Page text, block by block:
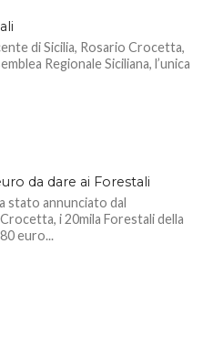
di Sicilia, Rosario Crocetta,
Regionale Siciliana, l’unica
da dare ai Forestali
stato annunciato dal
i 20mila Forestali della
euro...